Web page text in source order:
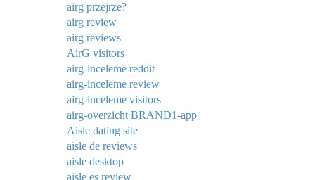
airg przejrze?
airg review
airg reviews
AirG visitors
airg-inceleme reddit
airg-inceleme review
airg-inceleme visitors
airg-overzicht BRAND1-app
Aisle dating site
aisle de reviews
aisle desktop
aisle es review